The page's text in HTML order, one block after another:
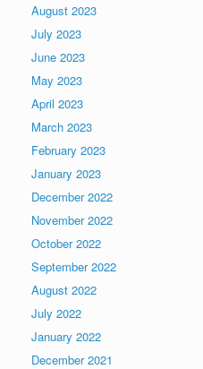
August 2023
July 2023
June 2023
May 2023
April 2023
March 2023
February 2023
January 2023
December 2022
November 2022
October 2022
September 2022
August 2022
July 2022
January 2022
December 2021